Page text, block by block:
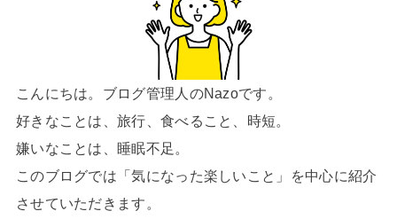
こんにちは。ブログ管理人のNazoです。
好きなことは、旅行、食べること、時短。
嫌いなことは、睡眠不足。
このブログでは「気になった楽しいこと」を中心に紹介
させていただきます。